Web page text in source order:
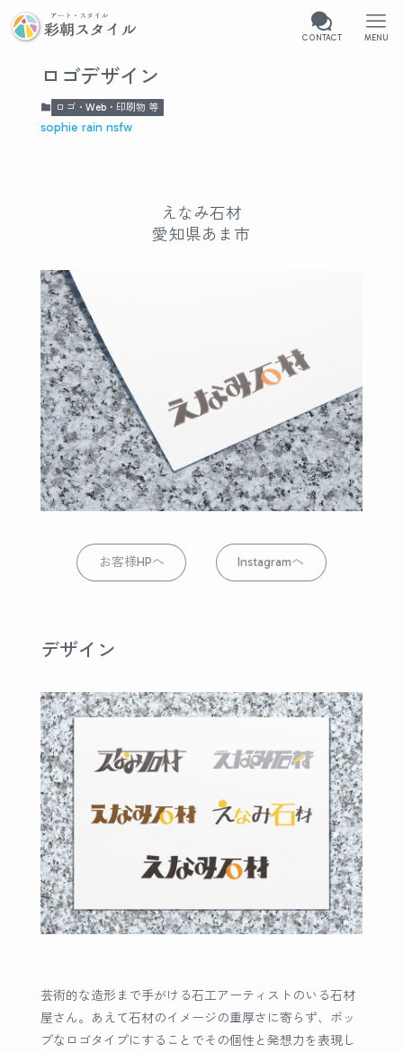
CONTACT MENU
ロゴデザイン
ロゴ・Web・印刷物 等
sophie rain nsfw
えなみ石材
愛知県あま市
お客様HPへ Instagramへ
デザイン
芸術的な造形まで手がける石工アーティストのいる石材
屋さん。あえて石材のイメージの重厚さに寄らず、ポッ
プなロゴタイプにすることでその個性と発想力を表現し